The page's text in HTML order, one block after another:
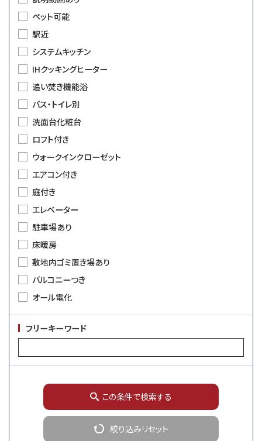
ペット可能
駅近
システムキッチン
IHクッキングヒーター
追い焚き機能浴
バス・トイレ別
洗面台化粧台
ロフト付き
ウォークインクローゼット
エアコン付き
庭付き
エレベーター
駐車場あり
床暖房
敷地内ゴミ置き場あり
バルコニーつき
オール電化
フリーキーワード
この条件で検索する
絞り込みリセット